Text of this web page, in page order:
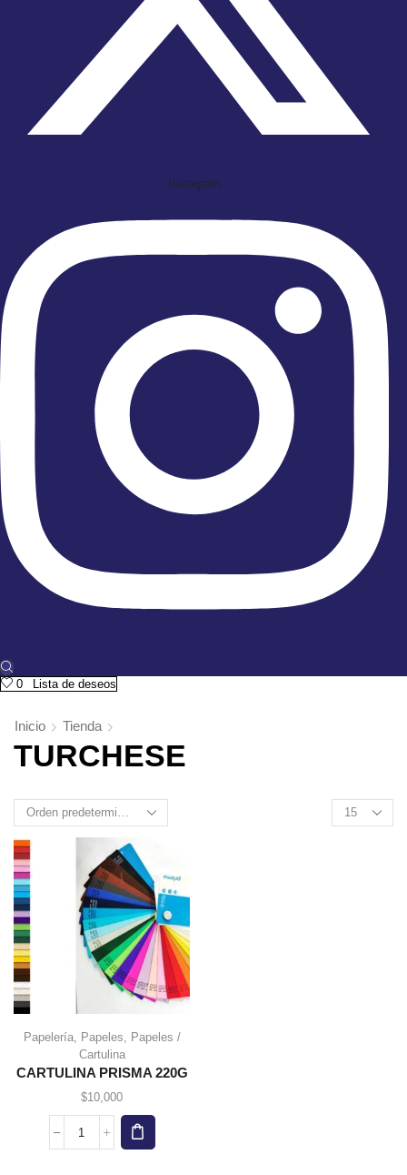
Instagram
0 Lista de deseos
Inicio Tienda
TURCHESE
Products
per
Papelería, Papeles, Papeles /
Cartulina
CARTULINA PRISMA 220G
$10,000
CARTULINA